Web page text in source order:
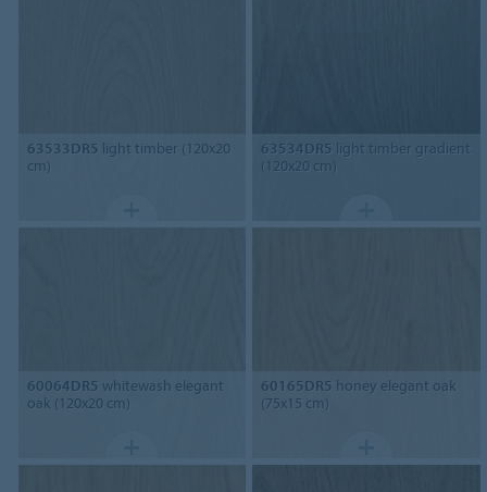
63533DR5 light timber (120x20
cm)
63534DR5 light timber gradient
(120x20 cm)
60064DR5 whitewash elegant
oak (120x20 cm)
60165DR5 honey elegant oak
(75x15 cm)